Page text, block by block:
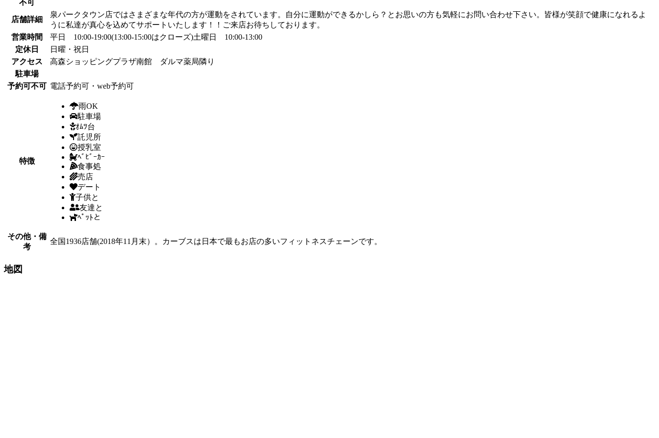
不可
店舗詳細
泉パークタウン店ではさまざまな年代の方が運動をされています。自分に運動ができるかしら？とお思いの方も気軽にお問い合わせ下さい。皆様が笑顔で健康になれるよ
うに私達が真心を込めてサポートいたします！！ご来店お待ちしております。
営業時間
平日 10:00-19:00(13:00-15:00はクローズ)土曜日 10:00-13:00
定休日
日曜・祝日
アクセス
高森ショッピングプラザ南館 ダルマ薬局隣り
駐車場
予約可不可 電話予約可・web予約可
特徴
雨OK
駐車場
ｵﾑﾂ台
託児所
授乳室
ﾍﾞﾋﾞｰｶｰ
食事処
売店
デート
子供と
友達と
ﾍﾟｯﾄと
その他・備
考
全国1936店舗(2018年11月末）。カーブスは日本で最もお店の多いフィットネスチェーンです。
地図